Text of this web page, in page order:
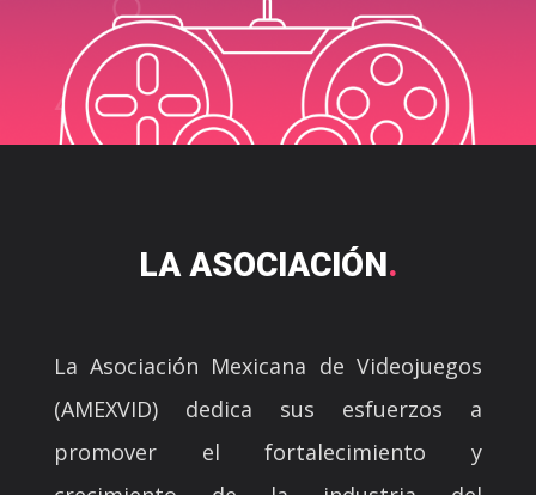
LA ASOCIACIÓN.
La Asociación Mexicana de Videojuegos
(AMEXVID) dedica sus esfuerzos a
promover el fortalecimiento y